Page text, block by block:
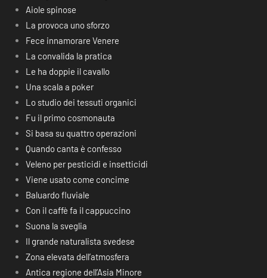
Aiole spinose
La provoca uno sforzo
Fece innamorare Venere
La convalida la pratica
Le ha doppie il cavallo
Una scala a poker
Lo studio dei tessuti organici
Fu il primo cosmonauta
Si basa su quattro operazioni
Quando canta è confesso
Veleno per pesticidi e insetticidi
Viene usato come concime
Baluardo fluviale
Con il caffè fa il cappuccino
Suona la sveglia
Il grande naturalista svedese
Zona elevata dell’atmosfera
Antica regione dell’Asia Minore